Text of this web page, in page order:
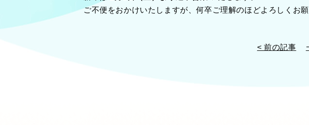
ご不便をおかけいたしますが、何卒ご理解のほどよろしくお願
< 前の記事